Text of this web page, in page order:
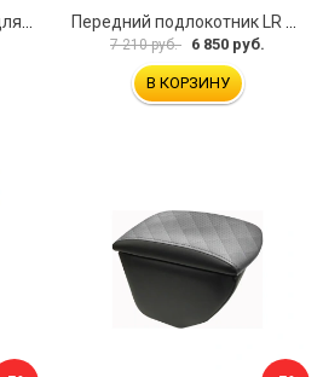
7 210 руб. 6 850 руб.
В КОРЗИНУ